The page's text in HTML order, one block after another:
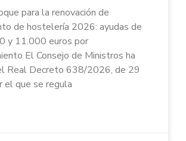
para la renovación de
de hostelería 2026: ayudas de
y 11.000 euros por
El Consejo de Ministros ha
Real Decreto 638/2026, de 29
el que se regula